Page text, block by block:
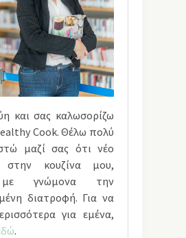
και σας καλωσορίζω
Cook. Θέλω πολύ
μαζί σας ότι νέο
στην κουζίνα μου,
γνώμονα την
διατροφή. Για να
για εμένα,
.